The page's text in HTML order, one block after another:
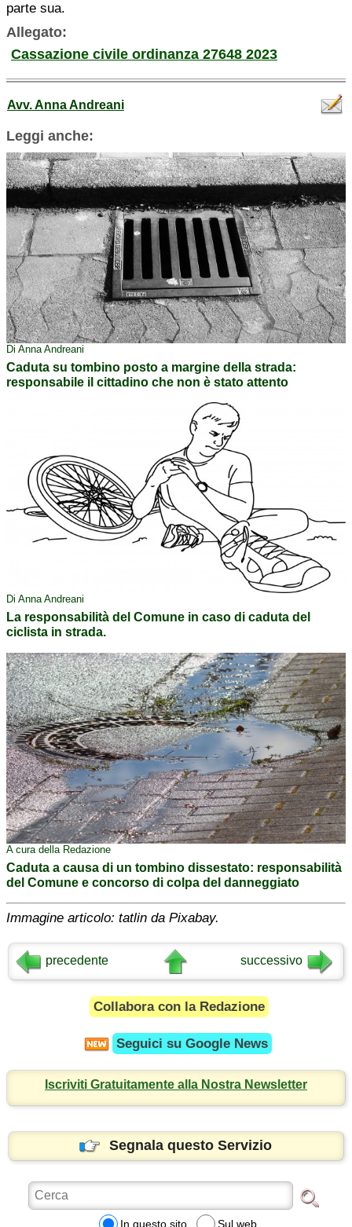
parte sua.
Allegato:
Cassazione civile ordinanza 27648 2023
Avv. Anna Andreani
Leggi anche:
Di Anna Andreani
Caduta su tombino posto a margine della strada:
responsabile il cittadino che non è stato attento
Di Anna Andreani
La responsabilità del Comune in caso di caduta del
ciclista in strada.
A cura della Redazione
Caduta a causa di un tombino dissestato: responsabilità
del Comune e concorso di colpa del danneggiato
Immagine articolo: tatlin da Pixabay.
precedente successivo
Collabora con la Redazione
Seguici su Google News
Iscriviti Gratuitamente alla Nostra Newsletter
Segnala questo Servizio
In questo sito Sul web